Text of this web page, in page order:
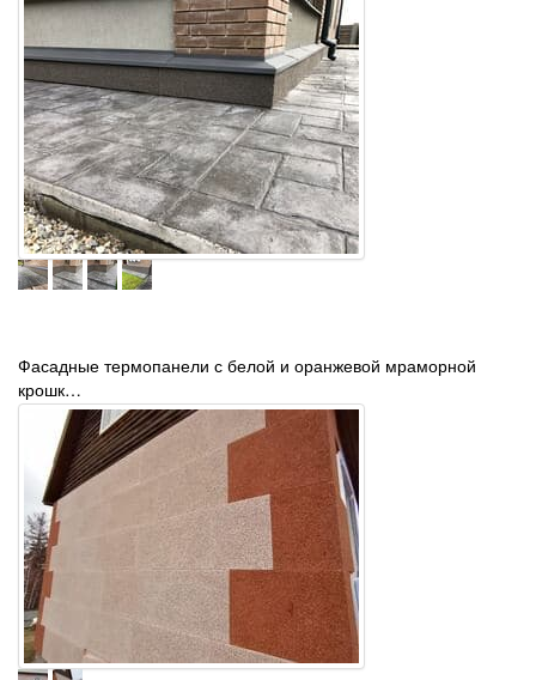
Фасадные термопанели с белой и оранжевой мраморной
крошк…